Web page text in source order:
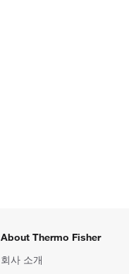
About Thermo Fisher
회사 소개